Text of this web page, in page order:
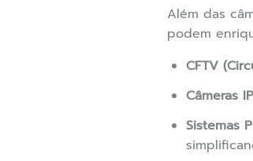
Além das
podem
CFTV
Câmeras
Sistemas